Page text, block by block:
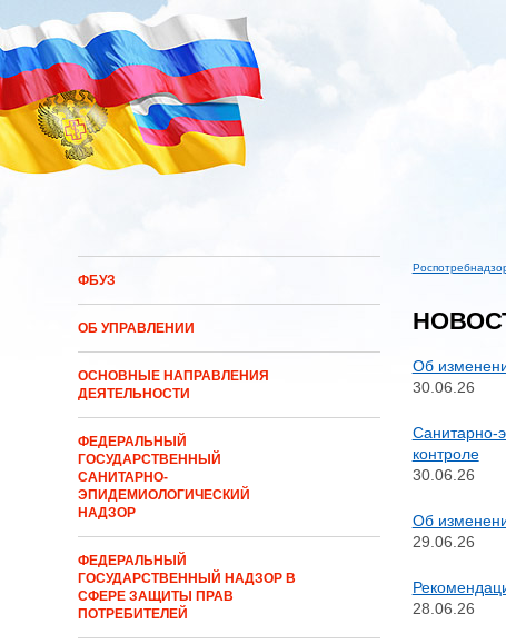
Перейти к основному содержанию
ФБУЗ
ОБ УПРАВЛЕНИИ
ОСНОВНЫЕ НАПРАВЛЕНИЯ
ДЕЯТЕЛЬНОСТИ
ФЕДЕРАЛЬНЫЙ
ГОСУДАРСТВЕННЫЙ
САНИТАРНО-
ЭПИДЕМИОЛОГИЧЕСКИЙ
НАДЗОР
ФЕДЕРАЛЬНЫЙ
ГОСУДАРСТВЕННЫЙ НАДЗОР В
СФЕРЕ ЗАЩИТЫ ПРАВ
ПОТРЕБИТЕЛЕЙ
Об
30.06.26
Санитарно-
контроле
30.06.26
Об
29.06.26
28.06.26